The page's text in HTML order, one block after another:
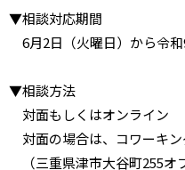
▼相談対応期間
6月2日（火曜日）から令
▼相談方法
対面もしくはオンライン
対面の場合は、コワーキン
（三重県津市大谷町255オ